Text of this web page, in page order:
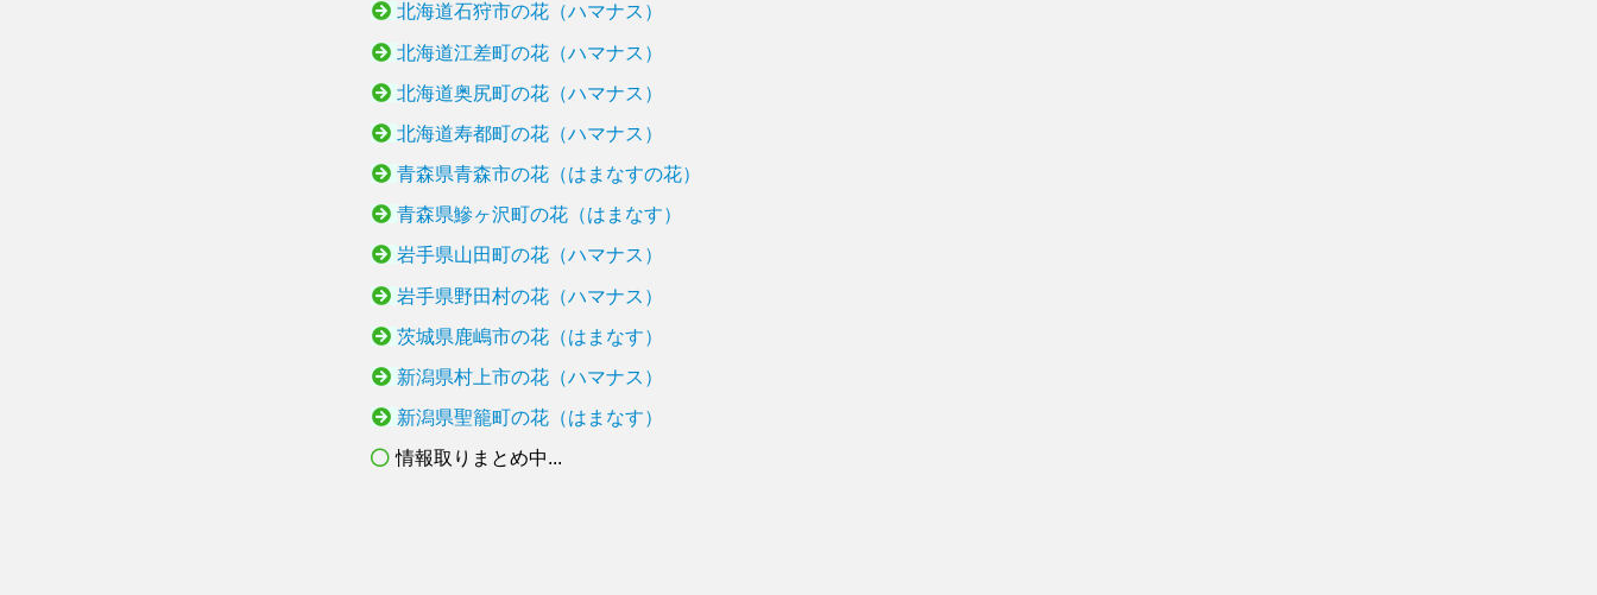
北海道石狩市の花（ハマナス）
北海道江差町の花（ハマナス）
北海道奥尻町の花（ハマナス）
北海道寿都町の花（ハマナス）
青森県青森市の花（はまなすの花）
青森県鰺ヶ沢町の花（はまなす）
岩手県山田町の花（ハマナス）
岩手県野田村の花（ハマナス）
茨城県鹿嶋市の花（はまなす）
新潟県村上市の花（ハマナス）
新潟県聖籠町の花（はまなす）
情報取りまとめ中...